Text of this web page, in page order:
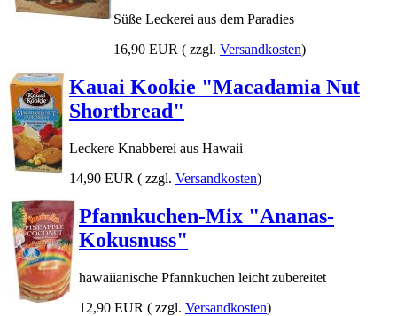
Süße Leckerei aus dem Paradies
16,90 EUR ( zzgl. Versandkosten)
Kauai Kookie "Macadamia Nut
Shortbread"
Leckere Knabberei aus Hawaii
14,90 EUR ( zzgl. Versandkosten)
Pfannkuchen-Mix "Ananas-
Kokusnuss"
hawaiianische Pfannkuchen leicht zubereitet
12,90 EUR ( zzgl. Versandkosten)